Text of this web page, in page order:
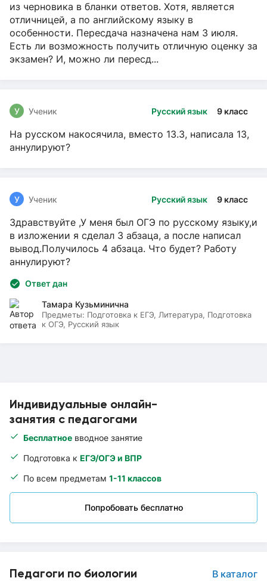
Индивидуальные онлайн-
занятия с педагогами
Бесплатное вводное занятие
Подготовка к ЕГЭ/ОГЭ и ВПР
По всем предметам 1-11 классов
Попробовать бесплатно
Педагоги по биологии В каталог
из черновика в бланки ответов. Хотя, является
отличницей, а по английскому языку в
особенности. Пересдача назначена нам 3 июля.
Есть ли возможность получить отличную оценку за
экзамен? И, можно ли пересд...
Русский язык 9 класс
У Ученик
На русском накосячила, вместо 13.3, написала 13,
аннулируют?
Русский язык 9 класс
У Ученик
Здравствуйте ,У меня был ОГЭ по русскому языку,и
в изложении я сделал 3 абзаца, а после написал
вывод.Получилось 4 абзаца. Что будет? Работу
аннулируют?
Ответ дан
Тамара Кузьминична
Предметы: Подготовка к ЕГЭ, Литература, Подготовка
к ОГЭ, Русский язык